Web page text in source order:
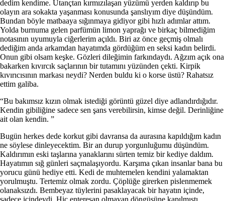
dedim kendime. Utançtan kırmızılaşan yüzümü yerden kaldırıp bu
olayın ara sokakta yaşanması konusunda şanslıyım diye düşündüm.
Bundan böyle matbaaya sığınmaya gidiyor gibi hızlı adımlar attım.
Yolda burnuma gelen parfümün limon yaprağı ve birkaç bilmediğim
notasının uyumuyla ciğerlerim açıldı. Biri az önce geçmiş olmalı
dediğim anda arkamdan hayatımda gördüğüm en seksi kadın belirdi.
Onun gibi olsam keşke. Gözleri dileğimin farkındaydı. Ağzım açık ona
bakarken kıvırcık saçlarının bir tutamını yüzünden çekti. Kirpik
kıvırıcısının markası neydi? Nerden buldu ki o korse üstü? Rahatsız
ettim galiba.
“Bu bakımsız kızın olmak istediği görüntü güzel diye adlandırdığıdır.
Kendin gibiliğine sadece sen şans verebilirsin, kimse değil. Derinliğine
ait olan kendin. ”
Bugün herkes dede korkut gibi davransa da aurasına kapıldığım kadın
ne söylese dinleyecektim. Bir an durup yorgunluğumu düşündüm.
Kaldırımın eski taşlarına yanaklarını sürten temiz bir kediye daldım.
Hayatımın sığ günleri saçmalaşıyordu. Karşıma çıkan insanlar bana bu
yorucu günü hediye etti. Kedi de muhtemelen kendini yalamaktan
yorulmuştu. Tertemiz olmak zordu. Çöplüğe girerken pislenmemek
olanaksızdı. Bembeyaz tüylerini pasaklayacak bir hayatın içinde,
sadece içindeydi. Hiç enteresan olmayan döngüsüne kapılmıştı.